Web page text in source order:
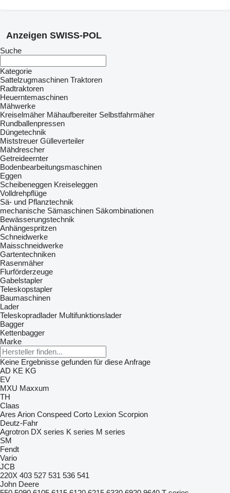
Anzeigen SWISS-POL
Suche
Kategorie
Sattelzugmaschinen Traktoren
Radtraktoren
Heuerntemaschinen
Mähwerke
Kreiselmäher Mähaufbereiter Selbstfahrmäher
Rundballenpressen
Düngetechnik
Miststreuer Gülleverteiler
Mähdrescher
Getreideernter
Bodenbearbeitungsmaschinen
Eggen
Scheibeneggen Kreiseleggen
Volldrehpflüge
Sä- und Pflanztechnik
mechanische Sämaschinen Säkombinationen
Bewässerungstechnik
Anhängespritzen
Schneidwerke
Maisschneidwerke
Gartentechniken
Rasenmäher
Flurförderzeuge
Gabelstapler
Teleskopstapler
Baumaschinen
Lader
Teleskopradlader Multifunktionslader
Bagger
Kettenbagger
Marke
Keine Ergebnisse gefunden für diese Anfrage
AD KE KG
EV
MXU Maxxum
TH
Claas
Ares Arion Conspeed Corto Lexion Scorpion
Deutz-Fahr
Agrotron DX series K series M series
SM
Fendt
Vario
JCB
220X 403 527 531 536 541
John Deere